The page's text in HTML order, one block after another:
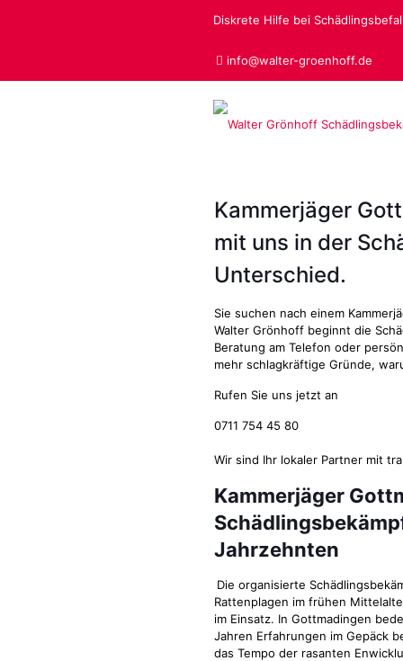
Diskrete Hilfe bei
info@walter-groenhoff.de
Kammerjäger
mit uns in der
Unterschied.
Sie suchen nach einem
Walter Grönhoff beginnt die
Beratung am Telefon oder
mehr schlagkräftige Gründe,
Rufen Sie uns jetzt an
0711 754 45 80
Wir sind Ihr lokaler Partner mit
Kammerjäger
Jahrzehnten
Die organisierte
Rattenplagen im frühen
im Einsatz. In Gottmadingen
Jahren Erfahrungen im Gepäck
das Tempo der rasanten